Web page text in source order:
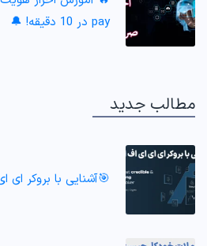
pay در 10 دقیقه! 🔔
مطالب جدید
🎯آشنایی با بروکر